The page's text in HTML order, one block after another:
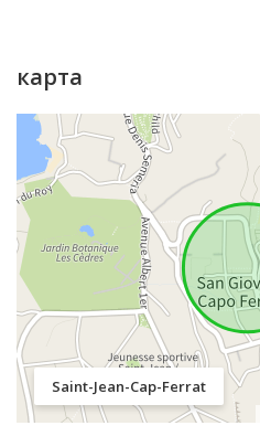
карта
Saint-Jean-Cap-Ferrat